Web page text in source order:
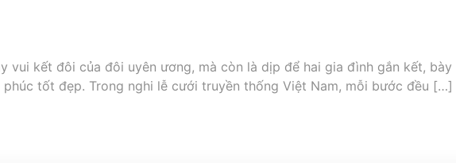
vui kết đôi của đôi uyên ương, mà còn là dịp để hai gia đình gắn kết,
tốt đẹp. Trong nghi lễ cưới truyền thống Việt Nam, mỗi bước đều […]